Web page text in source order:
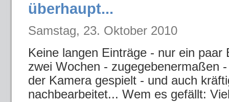
überhaupt...
Samstag, 23. Oktober 2010
Keine langen Einträge - nur ein paar
zwei Wochen - zugegebenermaßen
der Kamera gespielt - und auch
nachbearbeitet... Wem es gefällt: